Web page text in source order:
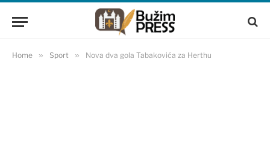
Home » Sport » Nova dva gola Tabakovića za Herthu